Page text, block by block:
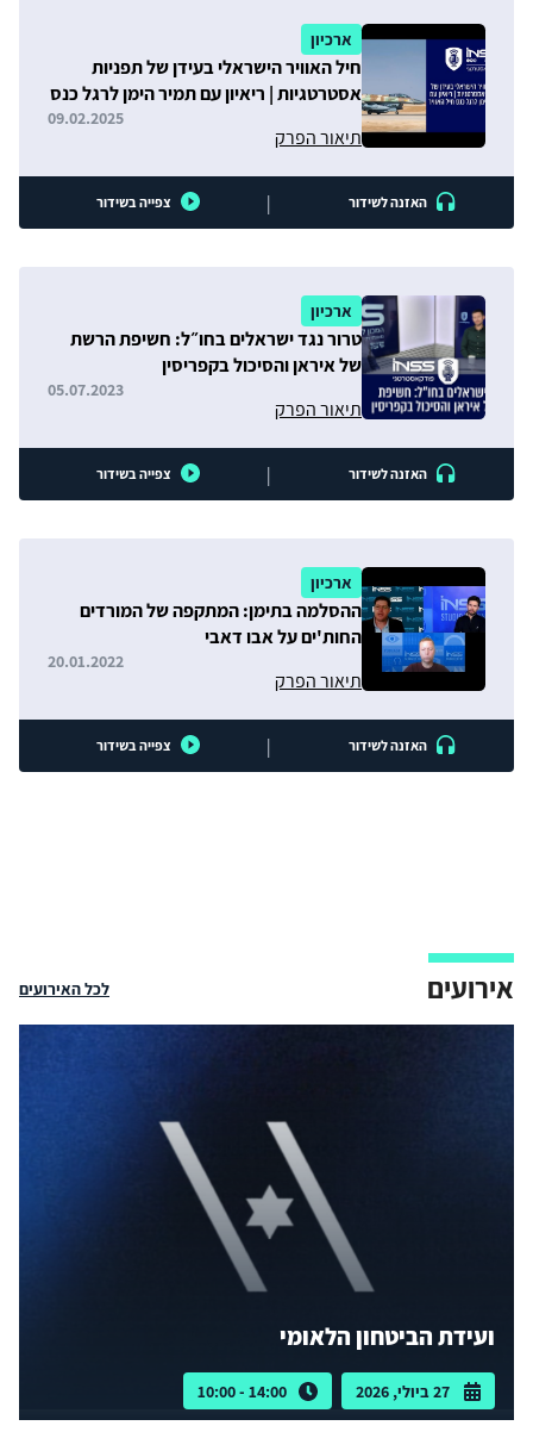
ארכיון
חיל האוויר הישראלי בעידן של תפניות
אסטרטגיות | ריאיון עם תמיר הימן לרגל כנס
תיאור הפרק
09.02.2025
האזנה לשידור | צפייה בשידור
ארכיון
טרור נגד ישראלים בחו״ל: חשיפת הרשת
של איראן והסיכול בקפריסין
תיאור הפרק
05.07.2023
האזנה לשידור | צפייה בשידור
ארכיון
ההסלמה בתימן: המתקפה של המורדים
החות'ים על אבו דאבי
תיאור הפרק
20.01.2022
האזנה לשידור | צפייה בשידור
אירועים לכל האירועים
ועידת הביטחון הלאומי
27 ביולי, 2026 14:00 - 10:00